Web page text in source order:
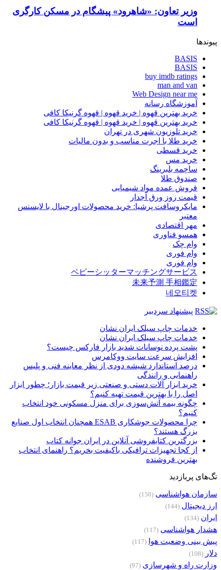
وزیر تعاون: «شاهرود» پیشگام در مسکن کارگری
است
پیوندها
BASIS
BASIS
buy imdb ratings
man and van
Web Design near me
آموزشگاه رسانه
خرید بهترین قهوه | خرید قهوه | قهوه گرنیکا کافی
خرید بهترین قهوه | خرید قهوه | قهوه گرنیکا کافی
خرید تلوزیون شهری در تهران
خرید طلا با اجرت مناسب و بدون مالیات
خرید قسطی
خرید مس
ساچمه بلبرینگ
صندوق طلا
فروش عمده مواد شیمیایی
قیمت روز ورق آجدار
مایکروسافت پرشیا: خرید محصولات اورجینال با لایسنس
معتبر
مهر اقتصادی
همسو فناوری
وام چک
وام فوری
وام فوری
ベビーシッターマッチングサービス
未来予測 手相鑑定
네오티켓
پیشنهاد سردبیر
خدمات چاپ سیلک ایران نشان
خدمات چاپ سیلک ایران نشان
پشت پرده نوسانات شدید بازار فارکس چیست؟
افزایش سرعت سایت ووکامرس
درصد استاندارد شیشه دودی از نظر معاینه فنی و پلیس
راهنمایی و رانندگی
خرید ابزار آلات دستی و صنعتی زیر قیمت بازار؛ چطور ابزار
اصل را با بهترین قیمت تهیه کنیم؟
چگونه بیمه آتش‌سوزی برای منزل مسکونی خود انتخاب
کنیم؟
چرا محصولات جوشکاری ESAB همچنان انتخاب اول صنایع
بزرگ هستند؟
بزرگترین کتابفروشی آنلاین در ایران جوانه کتاب
از کجا تجهیزات ترافیکی باکیفیت بخریم؟ راهنمای انتخاب
بهترین فروشنده
تگ‌های پربازدید
سازمان هواشناسی (150)
ارز دیجیتال (144)
ایران (134)
هشدار هواشناسی (117)
پیش بینی وضعیت هوا (117)
دلار (108)
وزارت راه و شهرسازی (97)